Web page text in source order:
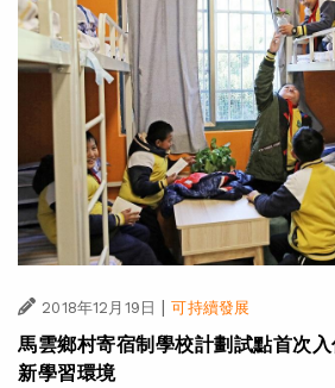
2018年12月19日 | 可持續發展
馬雲鄉村寄宿制學校計劃試點首次
新學習環境